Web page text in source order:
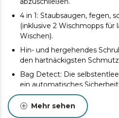
4 in 1: Staubsaugen, fegen,
(inklusive 2 Wischmopps für
Wischen).
Hin- und hergehendes
den hartnäckigsten
Bag Detect: Die
ein automatisches
Hygienebeutel.
APP-Steuerung: Verwalten
Mehr sehen